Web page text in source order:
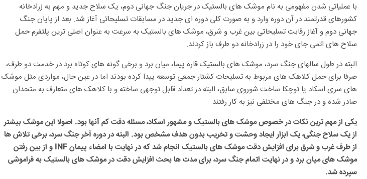
با عملیاتی شدن مفهومی به نام موشک های بالستیک در جریان جنگ جهانی دوم، یک سلاح جدید و مهم به زرادخانه
کشورهای قدرتمند در آن دوره وارد و به صورت کلی دوره ای جدید در مسابقات تسلیحاتی آغاز شد. بعد از پایان جنگ
جهانی دوم و آغاز رقابت تسلیحاتی بین غرب و شرق، موشک های بالستیک به سرعت به عنوان اصلی ترین پلتفرم حمل
سلاح های اتمی جای خود را در زرادخانه دو طرف باز کردند.
البته در طول سالهای جنگ سرد، موشک های بالستیک قاره پیما، میان برد و برخی گونه های کوتاه برد در خدمت دو طرف،
صرفا برای حمل کلاهک های مربوط به تسلیحات کشتار جمعی توسعه پیدا کرده بودند اما در عین حال، مواردی مثل موشک
های سری اسکاد یا توچکا ساخت شوروی سابق، البته در تعداد قابل توجهی ساخته و با کلاهک های متعارف به متحدان
صادر شده و در جنگ های مختلفی نیز به کار رفتند.
یکی از مهم ترین نکات در خصوص موشک های بالستیک و مشهور اسکاد، مسئله دقت کم آنها بود. اصولا این موشک بیشتر
از یک سلاح جنگی، یک ابزار ایجاد وحشت و تخریب بدون هدف مشخص بود. البته در دوره آخر جنگ سرد، برخی تلاش ها
از طرف غرب و شرق برای افزایش دقت موشک های بالستیک انجام شد که در نهایت با امضاء پیمان INF و از بین رفتن
موشک های میان برد و در نهایت اتمام جنگ سرد، برای مدت ها بحث افزایش دقت در موشک های بالستیک به فراموشی
سپرده شد.